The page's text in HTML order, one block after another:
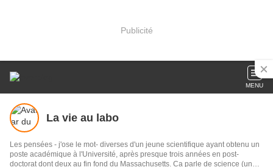
Publicité
MENU
La vie au labo
Les pensées - j'ose le mot- diverses d'un jeune scientifique ayant obtenu un
poste académique à l'Université, après presque trois années en post-
doctorat dont deux au fin fond du Massachusetts. Ca parle de science (un